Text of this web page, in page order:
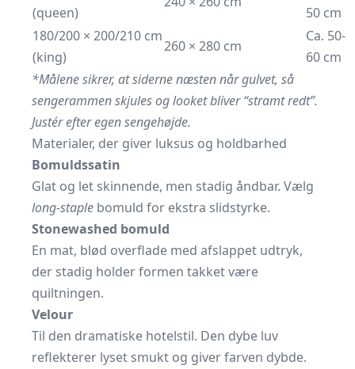
(queen)
50 cm
180/200 × 200/210 cm
(king)
260 × 280 cm
Ca. 50-
60 cm
*Målene sikrer, at siderne næsten når gulvet, så
sengerammen skjules og looket bliver “stramt redt”.
Justér efter egen sengehøjde.
Materialer, der giver luksus og holdbarhed
Bomuldssatin
Glat og let skinnende, men stadig åndbar. Vælg
long-staple bomuld for ekstra slidstyrke.
Stonewashed bomuld
En mat, blød overflade med afslappet udtryk,
der stadig holder formen takket være
quiltningen.
Velour
Til den dramatiske hotelstil. Den dybe luv
reflekterer lyset smukt og giver farven dybde.